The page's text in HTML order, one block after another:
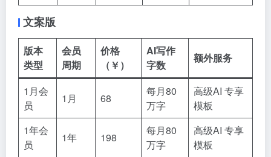
文案版
版本
类型
会员
周期
价格
（￥）
AI写作
字数
额外服务
1月会
员
1月 68
每月80
万字
高级AI 专享
模板
1年会
员
1年 198
每月80
万字
高级AI 专享
模板